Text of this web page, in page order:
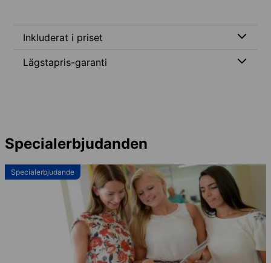
Inkluderat i priset
Lägstapris-garanti
Specialerbjudanden
Specialerbjudande